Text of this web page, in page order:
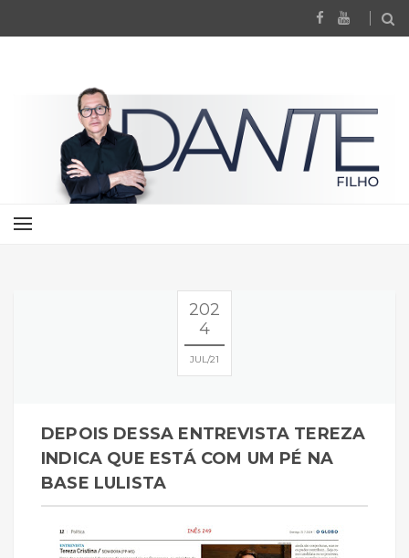
202
4
JUL 21
DEPOIS DESSA ENTREVISTA TEREZA
INDICA QUE ESTÁ COM UM PÉ NA
BASE LULISTA